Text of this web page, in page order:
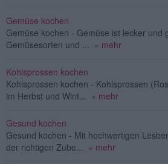
Gemüse kochen
Gemüse kochen - Gemüse ist lecker und
Gemüsesorten und ...
» mehr
Kohlsprossen kochen
Kohlsprossen kochen - Kohlsprossen
im Herbst und Wint...
» mehr
Gesund kochen
Gesund kochen - Mit hochwertigen
der richtigen Zube...
» mehr